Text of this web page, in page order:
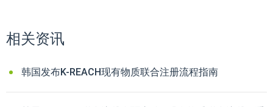
相关资讯
韩国发布K-REACH现有物质联合注册流程指南